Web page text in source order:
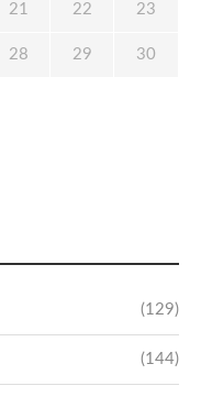
(129)
(144)
21 22 23
28 29 30